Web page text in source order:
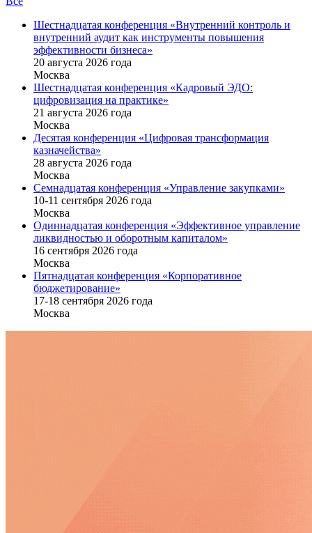
Шестнадцатая конференция «Внутренний контроль и
внутренний аудит как инструменты повышения
эффективности бизнеса»
20 августа 2026 года
Москва
Шестнадцатая конференция «Кадровый ЭДО:
цифровизация на практике»
21 августа 2026 года
Москва
Десятая конференция «Цифровая трансформация
казначейства»
28 августа 2026 года
Москва
Семнадцатая конференция «Управление закупками»
10-11 сентября 2026 года
Москва
Одиннадцатая конференция «Эффективное управление
ликвидностью и оборотным капиталом»
16 cентября 2026 года
Москва
Пятнадцатая конференция «Корпоративное
бюджетирование»
17-18 сентября 2026 года
Москва